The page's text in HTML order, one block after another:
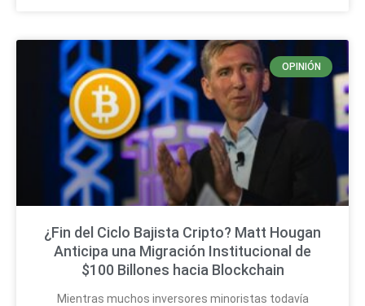
OPINIÓN
¿Fin del Ciclo Bajista Cripto? Matt Hougan
Anticipa una Migración Institucional de
$100 Billones hacia Blockchain
Mientras muchos inversores minoristas todavía